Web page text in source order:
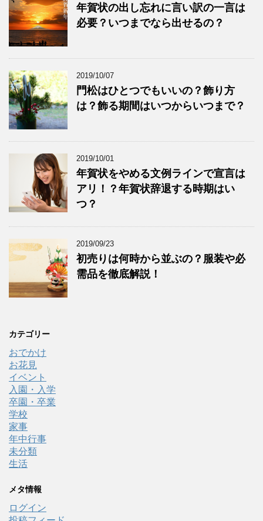
年賀状の出し忘れに言い訳の一言は
必要？いつまでなら出せるの？
2019/10/07
門松はひとつでもいいの？飾り方
は？飾る期間はいつからいつまで？
2019/10/01
年賀状をやめる文例ラインで宣言は
アリ！？年賀状辞退する時期はい
つ？
2019/09/23
初売りは何時から並ぶの？服装や必
需品を徹底解説！
カテゴリー
おでかけ
お花見
イベント
入園・入学
卒園・卒業
学校
家事
年中行事
未分類
生活
メタ情報
ログイン